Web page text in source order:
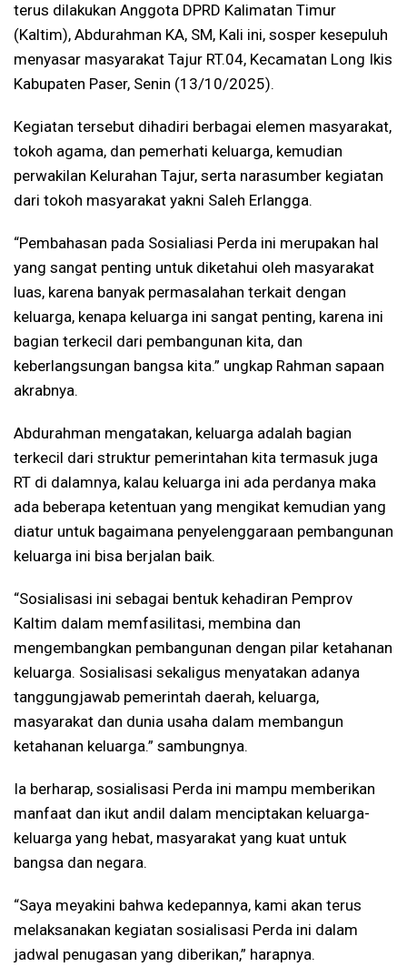
terus dilakukan Anggota DPRD Kalimatan Timur
(Kaltim), Abdurahman KA, SM, Kali ini, sosper kesepuluh
menyasar masyarakat Tajur RT.04, Kecamatan Long Ikis
Kabupaten Paser, Senin (13/10/2025).
Kegiatan tersebut dihadiri berbagai elemen masyarakat,
tokoh agama, dan pemerhati keluarga, kemudian
perwakilan Kelurahan Tajur, serta narasumber kegiatan
dari tokoh masyarakat yakni Saleh Erlangga.
“Pembahasan pada Sosialiasi Perda ini merupakan hal
yang sangat penting untuk diketahui oleh masyarakat
luas, karena banyak permasalahan terkait dengan
keluarga, kenapa keluarga ini sangat penting, karena ini
bagian terkecil dari pembangunan kita, dan
keberlangsungan bangsa kita.” ungkap Rahman sapaan
akrabnya.
Abdurahman mengatakan, keluarga adalah bagian
terkecil dari struktur pemerintahan kita termasuk juga
RT di dalamnya, kalau keluarga ini ada perdanya maka
ada beberapa ketentuan yang mengikat kemudian yang
diatur untuk bagaimana penyelenggaraan pembangunan
keluarga ini bisa berjalan baik.
“Sosialisasi ini sebagai bentuk kehadiran Pemprov
Kaltim dalam memfasilitasi, membina dan
mengembangkan pembangunan dengan pilar ketahanan
keluarga. Sosialisasi sekaligus menyatakan adanya
tanggungjawab pemerintah daerah, keluarga,
masyarakat dan dunia usaha dalam membangun
ketahanan keluarga.” sambungnya.
Ia berharap, sosialisasi Perda ini mampu memberikan
manfaat dan ikut andil dalam menciptakan keluarga-
keluarga yang hebat, masyarakat yang kuat untuk
bangsa dan negara.
“Saya meyakini bahwa kedepannya, kami akan terus
melaksanakan kegiatan sosialisasi Perda ini dalam
jadwal penugasan yang diberikan,” harapnya.